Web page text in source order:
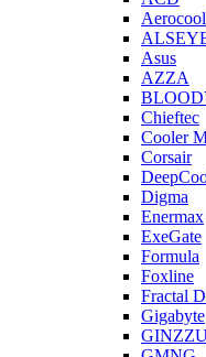
Aerocool
Asus
AZZA
Chieftec
Cooler
Corsair
Digma
Enermax
ExeGate
Formula
Foxline
Fractal
Gigabyte